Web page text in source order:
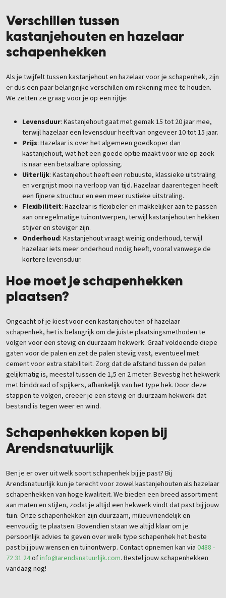
Verschillen tussen
kastanjehouten en hazelaar
schapenhekken
Als je twijfelt tussen kastanjehout en hazelaar voor je schapenhek, zijn
er dus een paar belangrijke verschillen om rekening mee te houden.
We zetten ze graag voor je op een rijtje:
Levensduur: Kastanjehout gaat met gemak 15 tot 20 jaar mee,
terwijl hazelaar een levensduur heeft van ongeveer 10 tot 15 jaar.
Prijs: Hazelaar is over het algemeen goedkoper dan
kastanjehout, wat het een goede optie maakt voor wie op zoek
is naar een betaalbare oplossing.
Uiterlijk: Kastanjehout heeft een robuuste, klassieke uitstraling
en vergrijst mooi na verloop van tijd. Hazelaar daarentegen heeft
een fijnere structuur en een meer rustieke uitstraling.
Flexibiliteit: Hazelaar is flexibeler en makkelijker aan te passen
aan onregelmatige tuinontwerpen, terwijl kastanjehouten hekken
stijver en steviger zijn.
Onderhoud: Kastanjehout vraagt weinig onderhoud, terwijl
hazelaar iets meer onderhoud nodig heeft, vooral vanwege de
kortere levensduur.
Hoe moet je schapenhekken
plaatsen?
Ongeacht of je kiest voor een kastanjehouten of hazelaar
schapenhek, het is belangrijk om de juiste plaatsingsmethoden te
volgen voor een stevig en duurzaam hekwerk. Graaf voldoende diepe
gaten voor de palen en zet de palen stevig vast, eventueel met
cement voor extra stabiliteit. Zorg dat de afstand tussen de palen
gelijkmatig is, meestal tussen de 1,5 en 2 meter. Bevestig het hekwerk
met binddraad of spijkers, afhankelijk van het type hek. Door deze
stappen te volgen, creëer je een stevig en duurzaam hekwerk dat
bestand is tegen weer en wind.
Schapenhekken kopen bij
Arendsnatuurlijk
Ben je er over uit welk soort schapenhek bij je past? Bij
Arendsnatuurlijk kun je terecht voor zowel kastanjehouten als hazelaar
schapenhekken van hoge kwaliteit. We bieden een breed assortiment
aan maten en stijlen, zodat je altijd een hekwerk vindt dat past bij jouw
tuin. Onze schapenhekken zijn duurzaam, milieuvriendelijk en
eenvoudig te plaatsen. Bovendien staan we altijd klaar om je
persoonlijk advies te geven over welk type schapenhek het beste
past bij jouw wensen en tuinontwerp. Contact opnemen kan via 0488 -
72 31 24ofinfo@arendsnatuurlijk.com. Bestel jouw schapenhekken
vandaag nog!